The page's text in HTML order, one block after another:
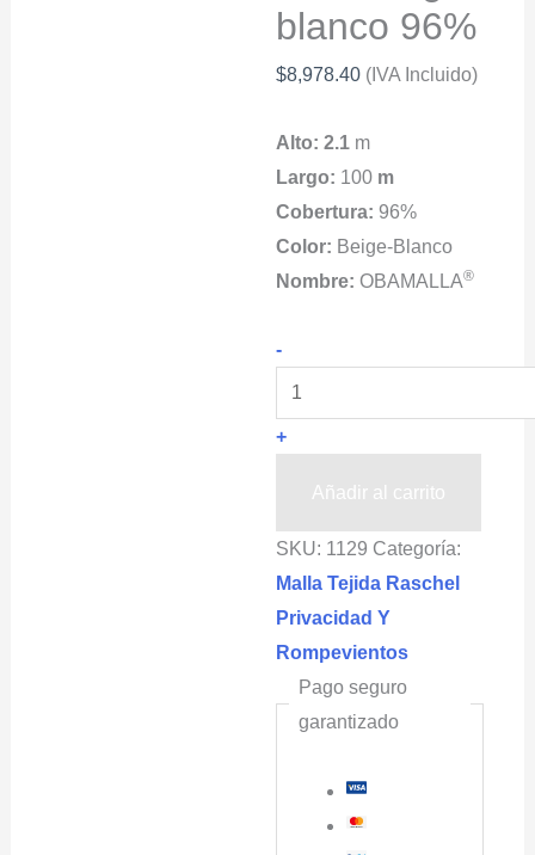
blanco 96%
$8,978.40 (IVA Incluido)
Alto: 2.1 m
Largo: 100 m
Cobertura: 96%
Color: Beige-Blanco
Nombre: OBAMALLA®
-Malla
Sombra
OBAMALLA®
Rompevientos
2.1x100m
beige-
blanco
96%
cantidad
+
Añadir al carrito
SKU: 1129 Categoría:
Malla Tejida Raschel
Privacidad Y
Rompevientos
Pago seguro
garantizado